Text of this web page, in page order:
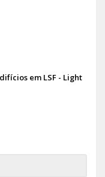
em LSF - Light